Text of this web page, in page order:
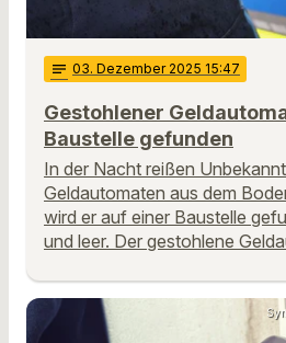
notes 03. Dezember 2025 15:47
Gestohlener
Baustelle gefunden
In der Nacht reißen
Geldautomaten aus dem
wird er auf einer Baustelle
und leer. Der gestohlene